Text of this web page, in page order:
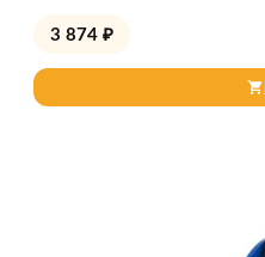
3 874 ₽